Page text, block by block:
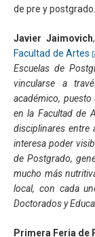
de pre y postgrado.
Javier Jaimovich
Facultad de Artes
Escuelas de
vincularse a
académico,
en la Facultad de
disciplinares entre
interesa poder
de Postgrado,
mucho más
local, con cada
Doctorados y
Primera Feria de